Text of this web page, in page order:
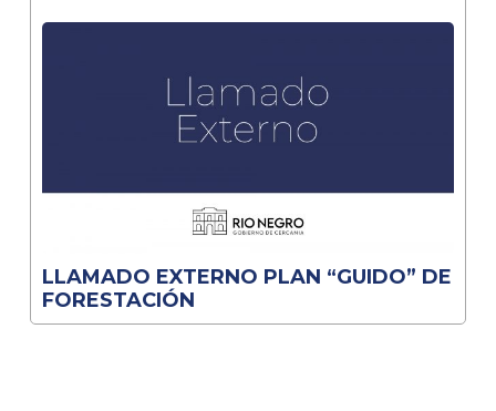
LLAMADO EXTERNO PLAN “GUIDO” DE
FORESTACIÓN